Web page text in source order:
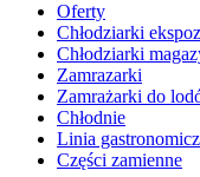
Oferty
Chłodziarki
Chłodziarki
Zamrazarki
Zamrażarki do
Chłodnie
Linia
Części zamienne